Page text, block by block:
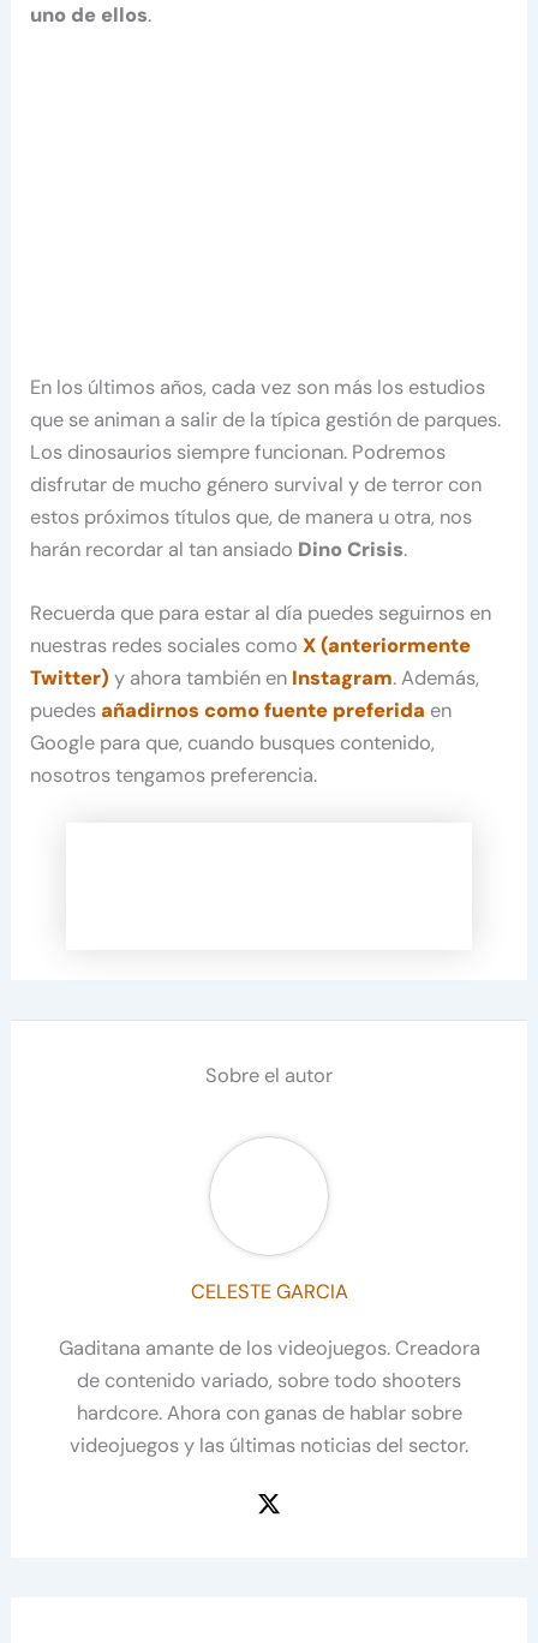
uno de ellos.
En los últimos años, cada vez son más los estudios
que se animan a salir de la típica gestión de parques.
Los dinosaurios siempre funcionan. Podremos
disfrutar de mucho género survival y de terror con
estos próximos títulos que, de manera u otra, nos
harán recordar al tan ansiado Dino Crisis.
Recuerda que para estar al día puedes seguirnos en
nuestras redes sociales comoX (anteriormente
Twitter) y ahora también en Instagram. Además,
puedesañadirnos como fuente preferida en
Google para que, cuando busques contenido,
nosotros tengamos preferencia.
Sobre el autor
CELESTE GARCIA
Gaditana amante de los videojuegos. Creadora
de contenido variado, sobre todo shooters
hardcore. Ahora con ganas de hablar sobre
videojuegos y las últimas noticias del sector.